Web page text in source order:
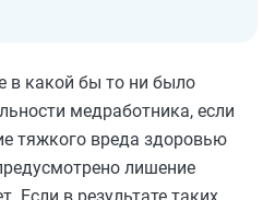
в какой бы то ни было
медработника, если
тяжкого вреда здоровью
лишение